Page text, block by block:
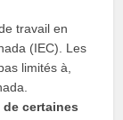
travail en
(IEC). Les
limités à,
de certaines